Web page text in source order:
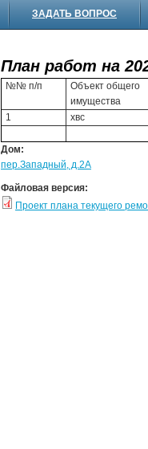
ЗАДАТЬ ВОПРОС
План работ на
№№ п/п
Объект общего
имущества
1 хвс
Дом:
пер.Западный, д.2А
Файловая версия:
Проект плана текущего